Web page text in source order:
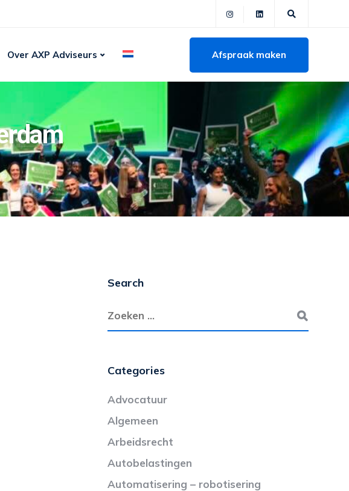
Over AXP Adviseurs Afspraak maken
Search
Categories
Advocatuur
Algemeen
Arbeidsrecht
Autobelastingen
Automatisering – robotisering